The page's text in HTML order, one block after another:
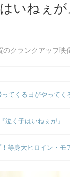
いねぇ
クランクアップ映
てくる日がやって
く子はいねぇが』
等身大ヒロイン・モ